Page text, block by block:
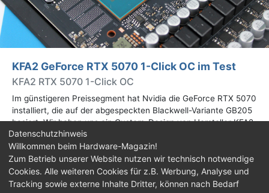
KFA2 GeForce RTX 5070 1-Click OC im Test
KFA2 RTX 5070 1-Click OC
Im günstigeren Preissegment hat Nvidia die GeForce RTX 5070
installiert, die auf der abgespeckten Blackwell-Variante GB205
basiert. Wir haben uns ein Custom-Design von Hersteller KFA2
im Test genauer angesehen.
Impressum |Kontakt|Jobs|Datenschutz|
Consent‑Einstellungen|Haftungsausschluss
Datenschutzhinweis
Willkommen beim Hardware-Magazin!
Zum Betrieb unserer Website nutzen wir technisch notwendige
Cookies. Alle weiteren Cookies für z.B. Werbung, Analyse und
Tracking sowie externe Inhalte Dritter, können nach Bedarf